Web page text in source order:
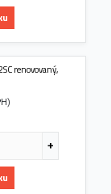
renovovaný,